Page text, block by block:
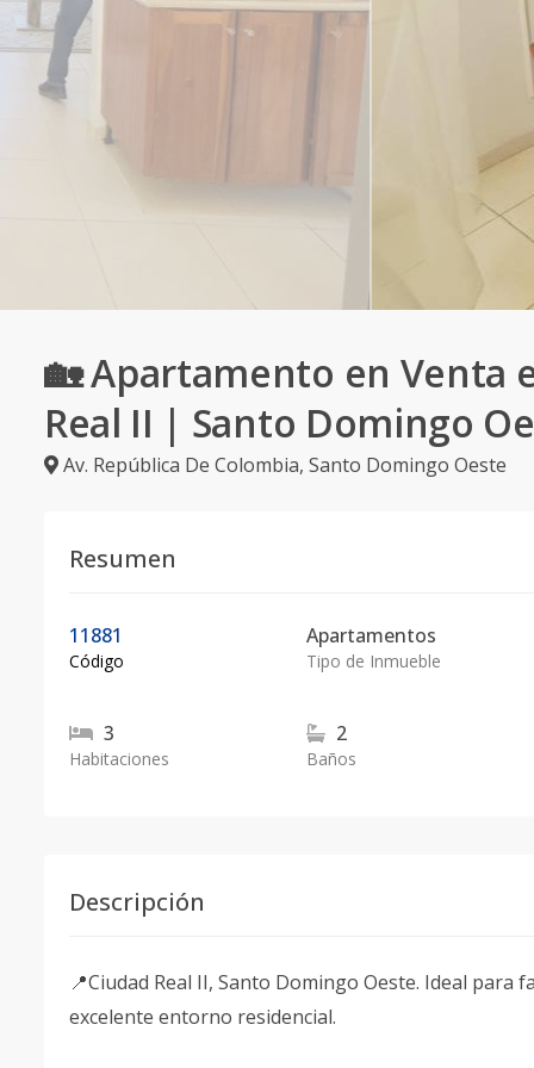
🏡 Apartamento en Venta
Real II | Santo Domingo
Av. República De Colombia, Santo Domingo Oeste
Resumen
11881
Código
Apartamentos
Tipo de Inmueble
3
Habitaciones
2
Baños
Descripción
📍Ciudad Real II, Santo Domingo Oeste. Ideal
excelente entorno residencial.